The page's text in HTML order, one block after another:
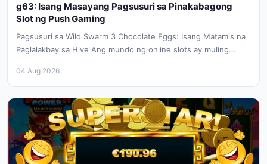
g63: Isang Masayang Pagsusuri sa Pinakabagong
Slot ng Push Gaming
Pagsusuri sa Wild Swarm 3 Chocolate Eggs: Isang Matamis na
Paglalakbay sa Hive Ang mundo ng online slots ay muling...
04 Aug 2026